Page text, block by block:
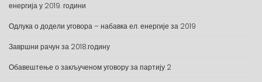
енергија у 2019. години
Одлука о додели уговора – набавка ел. енергије за 2019
Завршни рачун за 2018.годину
Обавештење о закљученом уговору за партију 2